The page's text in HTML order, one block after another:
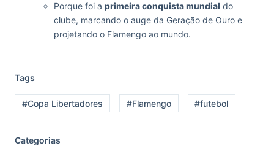
Porque foi a primeira conquista mundial do
clube, marcando o auge da Geração de Ouro e
projetando o Flamengo ao mundo.
Tags
#Copa Libertadores #Flamengo #futebol
Categorias